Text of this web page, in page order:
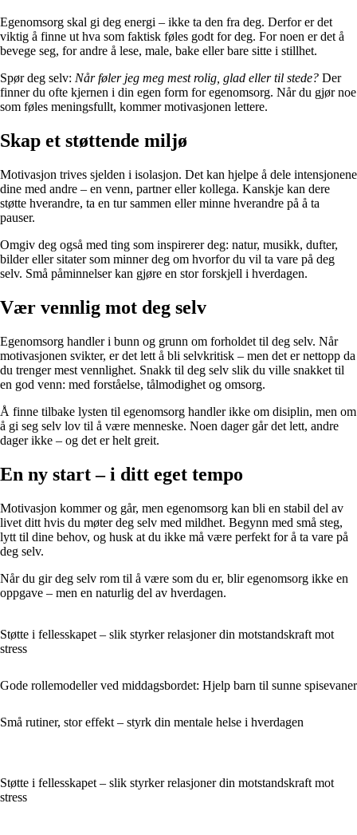
Egenomsorg skal gi deg energi – ikke ta den fra deg. Derfor er det
viktig å finne ut hva som faktisk føles godt for deg. For noen er det å
bevege seg, for andre å lese, male, bake eller bare sitte i stillhet.
Spør deg selv: Når føler jeg meg mest rolig, glad eller til stede? Der
finner du ofte kjernen i din egen form for egenomsorg. Når du gjør noe
som føles meningsfullt, kommer motivasjonen lettere.
Skap et støttende miljø
Motivasjon trives sjelden i isolasjon. Det kan hjelpe å dele intensjonene
dine med andre – en venn, partner eller kollega. Kanskje kan dere
støtte hverandre, ta en tur sammen eller minne hverandre på å ta
pauser.
Omgiv deg også med ting som inspirerer deg: natur, musikk, dufter,
bilder eller sitater som minner deg om hvorfor du vil ta vare på deg
selv. Små påminnelser kan gjøre en stor forskjell i hverdagen.
Vær vennlig mot deg selv
Egenomsorg handler i bunn og grunn om forholdet til deg selv. Når
motivasjonen svikter, er det lett å bli selvkritisk – men det er nettopp da
du trenger mest vennlighet. Snakk til deg selv slik du ville snakket til
en god venn: med forståelse, tålmodighet og omsorg.
Å finne tilbake lysten til egenomsorg handler ikke om disiplin, men om
å gi seg selv lov til å være menneske. Noen dager går det lett, andre
dager ikke – og det er helt greit.
En ny start – i ditt eget tempo
Motivasjon kommer og går, men egenomsorg kan bli en stabil del av
livet ditt hvis du møter deg selv med mildhet. Begynn med små steg,
lytt til dine behov, og husk at du ikke må være perfekt for å ta vare på
deg selv.
Når du gir deg selv rom til å være som du er, blir egenomsorg ikke en
oppgave – men en naturlig del av hverdagen.
Støtte i fellesskapet – slik styrker relasjoner din motstandskraft mot
stress
Gode rollemodeller ved middagsbordet: Hjelp barn til sunne spisevaner
Små rutiner, stor effekt – styrk din mentale helse i hverdagen
Støtte i fellesskapet – slik styrker relasjoner din motstandskraft mot
stress